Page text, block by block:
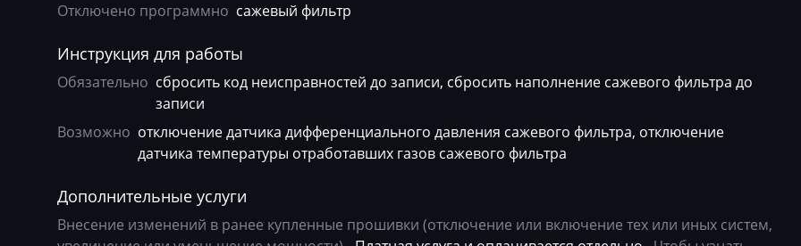
AshokLeyland
Atlas
Audi
Ausa
BAIC
Bajaj
Bosch EDC17C46
Bosch EDC17C64
Bosch EDC17C74
Bosch EDC17CP04
Bosch EDC17CP20
Отключено программно сажевый фильтр
Инструкция для работы
Обязательно сбросить код неисправностей до записи, сбросить наполнение сажевого фильтра до
записи
Возможно отключение датчика дифференциального давления сажевого фильтра, отключение
датчика температуры отработавших газов сажевого фильтра
Дополнительные услуги
Внесение изменений в ранее купленные прошивки (отключение или включение тех или иных систем,